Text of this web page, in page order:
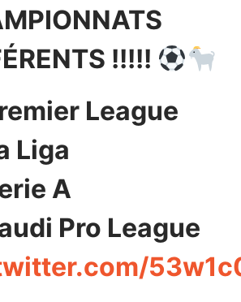
!!!!!
League
Liga
A
Pro League